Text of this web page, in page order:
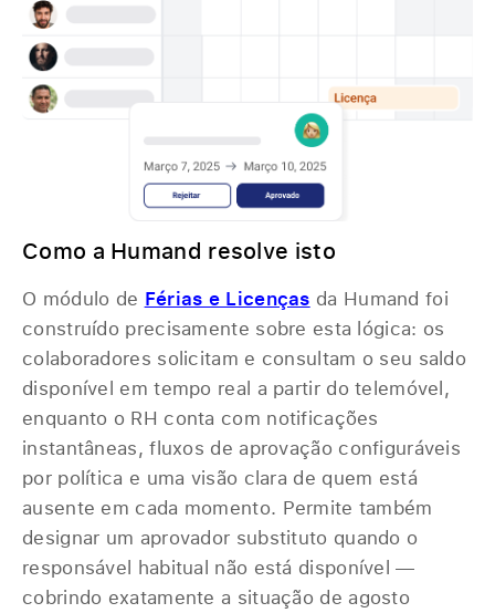
Como a Humand resolve isto
O módulo de Férias e Licenças da Humand foi
construído precisamente sobre esta lógica: os
colaboradores solicitam e consultam o seu saldo
disponível em tempo real a partir do telemóvel,
enquanto o RH conta com notificações
instantâneas, fluxos de aprovação configuráveis
por política e uma visão clara de quem está
ausente em cada momento. Permite também
designar um aprovador substituto quando o
responsável habitual não está disponível —
cobrindo exatamente a situação de agosto